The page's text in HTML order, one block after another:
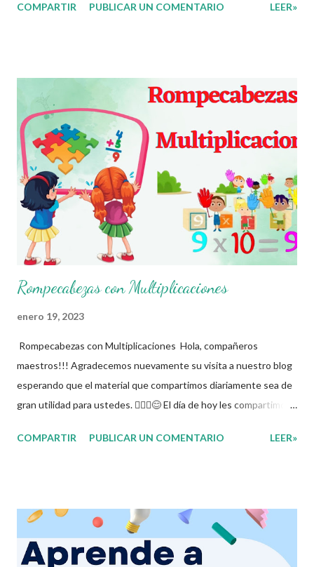
en un conjunto de números. Nos ayudan a ser más ágiles con el
un cuaderno que contiene diversos ejercicios fáciles de
multiplicacion para que los alumnos pongan en práctica esta
operación matemática y así puedan desarrollar de forma
correcta esta operación. Gracias por seguir a nuestro blog
educativo, también agradecemos a los creadores de los
diferentes materiales que hacen que todo esto sea posible,
recordándoles que nosotros solo los compartimos con fines
educativos, didácticos e informativo...
COMPARTIR PUBLICAR UN COMENTARIO LEER»
Rompecabezas con Multiplicaciones
enero 19, 2023
Rompecabezas con Multiplicaciones Hola, compañeros
maestros!!! Agradecemos nuevamente su visita a nuestro blog
esperando que el material que compartimos diariamente sea de
gran utilidad para ustedes. 🙋🏽‍♂️😊 El día de hoy les compartimos
que resolver cada una de las multiplicaciones para poder formar
a ser más ágiles con el cálculo mental y permitirnos realizar
operaciones mas grandes y también sirve de base para realizar
divisiones, comprender los múltiplos y divisores de un número.
COMPARTIR PUBLICAR UN COMENTARIO LEER»